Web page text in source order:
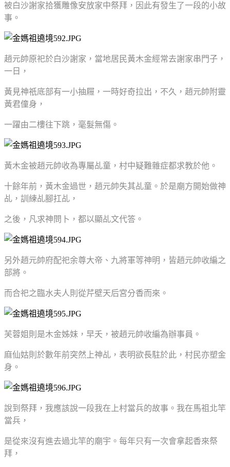
被白沙謝家拾獲雕像安放家中祭拜，因此有發生了一段的小故
事。
趙元帥原祀於白沙謝家，當地居民黃木金經常去謝家串門子，
一日，
黃見神祇底部有一小抽屜，一時好奇拉出，不久，趙元帥附靈
黃君僮身，
一躍由二樓往下跳，毫髮無傷。
黃木金被趙元帥收為專屬乩童，村中疑難雜症都求教於他。
十餘年前，黃木金過世， 趙元帥失其乩童。於是廟方開始做神
乩，訓練乩腳扛乩，
之後，凡求神問卜，都以顯乩文代答。
另外趙元帥府配祀余尊大帝、九將軍等神明，皆趙元帥收編之
部將。
而合祀之臨水夫人則從芹壁天后宮分香而來。
芙蓉姐則是木金姊妹，早夭，被趙元帥收編為辦事員。
麻仙姑則於數年前突然上神乩，表明欲長駐於此，村民亦塑金
身。
說到祭拜，我應該說一段我在上村當兵的故事。我在馬祖北竿
當兵，
是從來沒有進去過北竿的廟宇。每年只有一次會拿起香來祭
拜，